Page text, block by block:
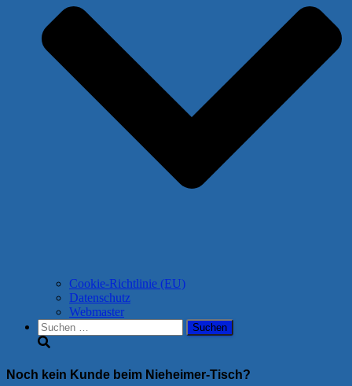
Cookie-Richtlinie (EU)
Datenschutz
Webmaster
Suchen
nach:
Noch kein Kunde beim Nieheimer-Tisch?